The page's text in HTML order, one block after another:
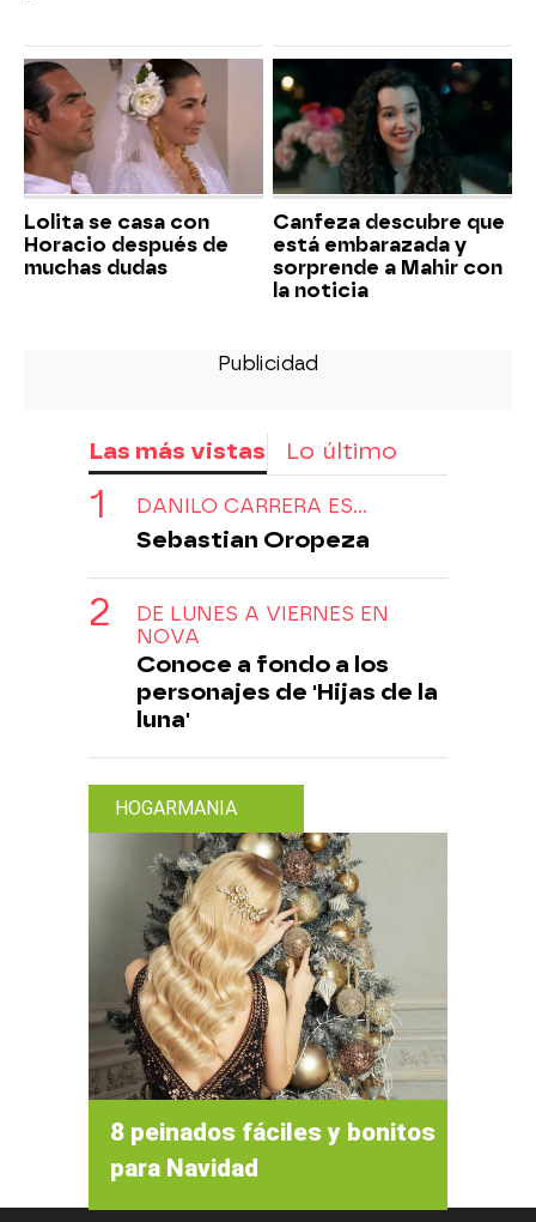
Lolita se casa con
Horacio después de
muchas dudas
Canfeza descubre que
está embarazada y
sorprende a Mahir con
la noticia
Las más vistas Lo último
DANILO CARRERA ES...
Sebastian Oropeza
DE LUNES A VIERNES EN
NOVA
Conoce a fondo a los
personajes de 'Hijas de la
luna'
HOGARMANIA
8 peinados fáciles y bonitos
para Navidad